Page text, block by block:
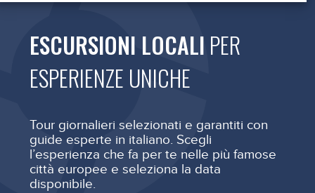
ESCURSIONI LOCALI PER
ESPERIENZE UNICHE
Tour giornalieri selezionati e garantiti con
guide esperte in italiano. Scegli
l’esperienza che fa per te nelle più famose
città europee e seleziona la data
disponibile.